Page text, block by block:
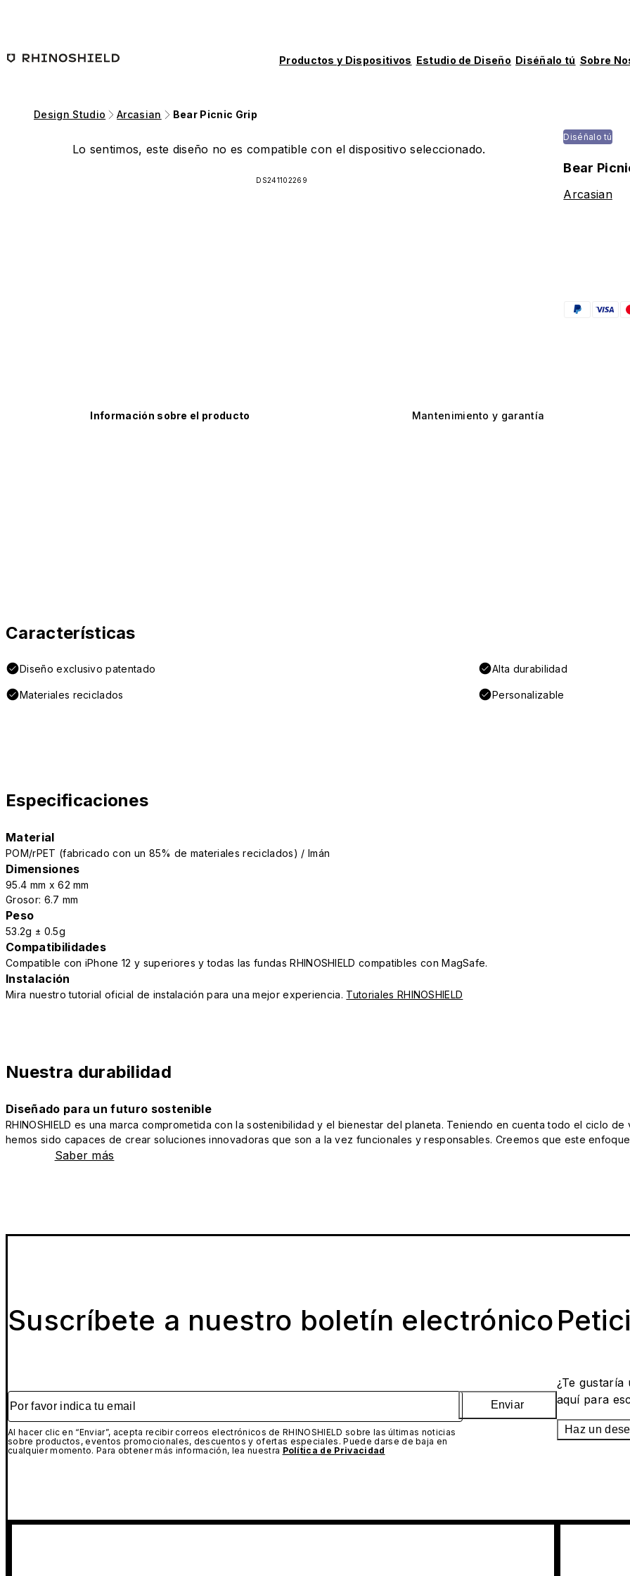
Productos y Dispositivos Estudio de Diseño Diséñalo tú Sobre
Design Studio Arcasian Bear Picnic Grip
Lo sentimos, este diseño no es compatible con el dispositivo seleccionado.
DS241102269
Diséñalo tú
Bear
Arcasian
Información sobre el producto Mantenimiento y garantía
Características
Diseño exclusivo patentado Alta durabilidad
Materiales reciclados Personalizable
Especificaciones
Material
POM/rPET (fabricado con un 85% de materiales reciclados) / Imán
Dimensiones
95.4 mm x 62 mm
Grosor: 6.7 mm
Peso
53.2g ± 0.5g
Compatibilidades
Compatible con iPhone 12 y superiores y todas las fundas RHINOSHIELD compatibles con MagSafe.
Instalación
Mira nuestro tutorial oficial de instalación para una mejor experiencia. Tutoriales RHINOSHIELD
Nuestra durabilidad
Diseñado para un futuro sostenible
RHINOSHIELD es una marca comprometida con la sostenibilidad y el bienestar del planeta. Teniendo en cuenta todo el ciclo
hemos sido capaces de crear soluciones innovadoras que son a la vez funcionales y responsables. Creemos que este
Saber más
Suscríbete a nuestro boletín electrónico
Por favor indica tu email
Al hacer clic en “Enviar”, acepta recibir correos electrónicos de RHINOSHIELD sobre las últimas noticias
sobre productos, eventos promocionales, descuentos y ofertas especiales. Puede darse de baja en
cualquier momento. Para obtener más información, lea nuestra Política de Privacidad
Enviar
¿Te gustaría
aquí para
Haz un